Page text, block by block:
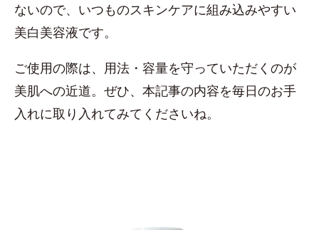
ないので、いつものスキンケアに組み込みやすい
美白美容液です。
ご使用の際は、用法・容量を守っていただくのが
美肌への近道。ぜひ、本記事の内容を毎日のお手
入れに取り入れてみてくださいね。